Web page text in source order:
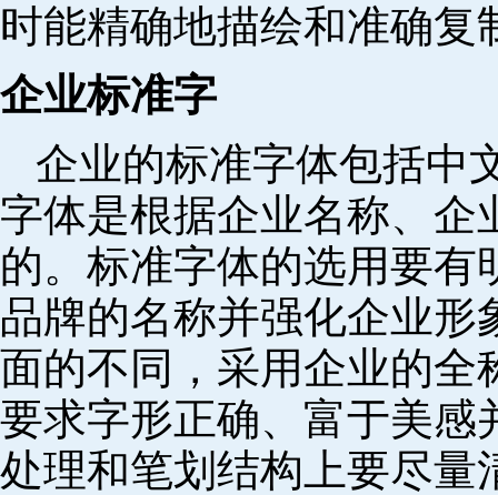
时能精确地描绘和准确复
企业标准字
企业的标准字体包括中
字体是根据企业名称、企
的。标准字体的选用要
品牌的名称并强化企业
面的不同，采用企业的全
要求字形正确、富于美感
处理和笔划结构上要尽量